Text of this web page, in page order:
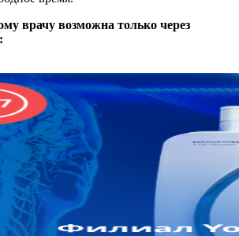
врачу возможна только через